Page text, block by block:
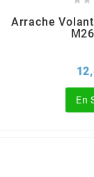
Arrache
En